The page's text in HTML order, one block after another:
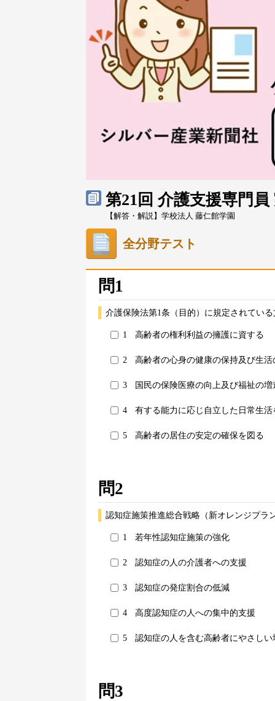
第21回 介護支援専門
【解答・解説】学校法人 藤仁館学園
全分野テスト
問1
介護保険法第1条（目的）に規定されてい
1 高齢者の権利利益の擁護に資する
2 高齢者の心身の健康の保持及び生
3 国民の保険医療の向上及び福祉の増
4 有する能力に応じ自立した日常生
5 高齢者の居住の安定の確保を図る
問2
認知症施策推進総合戦略（新オレンジプラ
1 若年性認知症施策の強化
2 認知症の人の介護者への支援
3 認知症の発症割合の低減
4 高度認知症の人への集中的支援
5 認知症の人を含む高齢者にやさし
問3